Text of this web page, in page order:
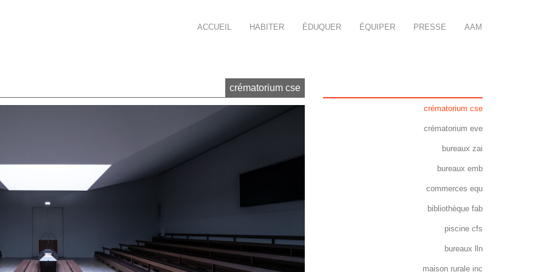
ACCUEIL HABITER ÉDUQUER ÉQUIPER PRESSE AAM
crématorium cse
crématorium cse
crématorium eve
bureaux zai
bureaux emb
commerces equ
bibliothèque fab
piscine cfs
bureaux lln
maison rurale inc